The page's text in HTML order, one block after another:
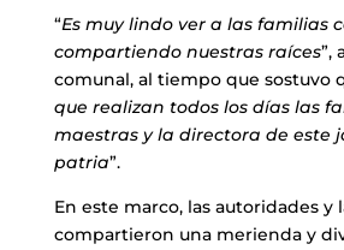
“Es muy lindo ver a las familias
compartiendo nuestras raíces”,
comunal, al tiempo que sostuvo
que realizan todos los días las
maestras y la directora de este
patria”.
En este marco, las autoridades y
compartieron una merienda y